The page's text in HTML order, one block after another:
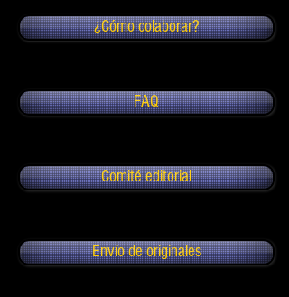
¿Cómo colaborar?
FAQ
Comité editorial
Envío de originales